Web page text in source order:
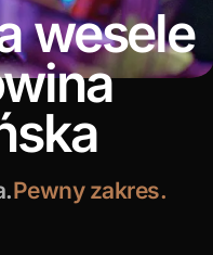
wesele
Pewny zakres.